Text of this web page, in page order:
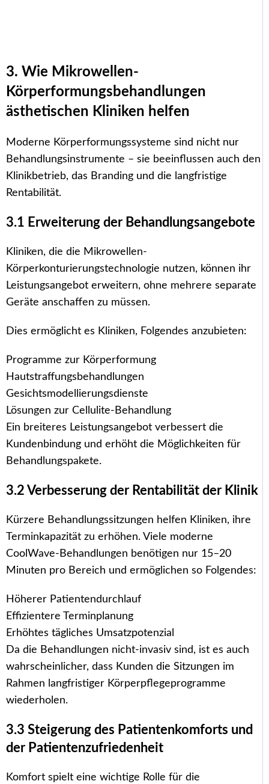
3. Wie Mikrowellen-
Körperformungsbehandlungen
ästhetischen Kliniken helfen
Moderne Körperformungssysteme sind nicht nur
Behandlungsinstrumente – sie beeinflussen auch den
Klinikbetrieb, das Branding und die langfristige
Rentabilität.
3.1 Erweiterung der Behandlungsangebote
Kliniken, die die Mikrowellen-
Körperkonturierungstechnologie nutzen, können ihr
Leistungsangebot erweitern, ohne mehrere separate
Geräte anschaffen zu müssen.
Dies ermöglicht es Kliniken, Folgendes anzubieten:
Programme zur Körperformung
Hautstraffungsbehandlungen
Gesichtsmodellierungsdienste
Lösungen zur Cellulite-Behandlung
Ein breiteres Leistungsangebot verbessert die
Kundenbindung und erhöht die Möglichkeiten für
Behandlungspakete.
3.2 Verbesserung der Rentabilität der Klinik
Kürzere Behandlungssitzungen helfen Kliniken, ihre
Terminkapazität zu erhöhen. Viele moderne
CoolWave-Behandlungen benötigen nur 15–20
Minuten pro Bereich und ermöglichen so Folgendes:
Höherer Patientendurchlauf
Effizientere Terminplanung
Erhöhtes tägliches Umsatzpotenzial
Da die Behandlungen nicht-invasiv sind, ist es auch
wahrscheinlicher, dass Kunden die Sitzungen im
Rahmen langfristiger Körperpflegeprogramme
wiederholen.
3.3 Steigerung des Patientenkomforts und
der Patientenzufriedenheit
Komfort spielt eine wichtige Rolle für die